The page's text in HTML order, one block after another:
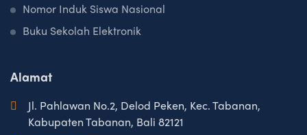
Nomor Induk Siswa Nasional
Buku Sekolah Elektronik
Alamat
Jl. Pahlawan No.2, Delod Peken, Kec. Tabanan,
Kabupaten Tabanan, Bali 82121